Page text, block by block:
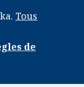
Tous
de